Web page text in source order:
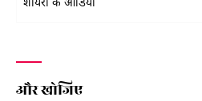
शायरों के ऑडियो
और खोजिए